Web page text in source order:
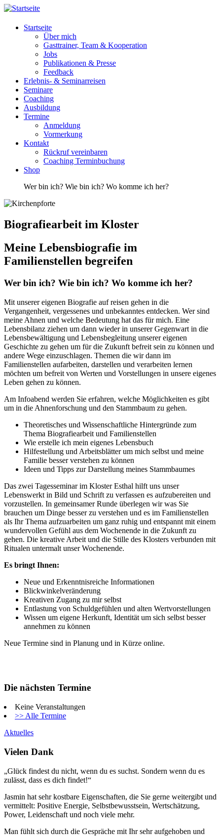
Startseite
Über mich
Gasttrainer, Team & Kooperation
Jobs
Publikationen & Presse
Feedback
Erlebnis- & Seminarreisen
Seminare
Coaching
Ausbildung
Termine
Anmeldung
Vormerkung
Kontakt
Rückruf vereinbaren
Coaching Terminbuchung
Shop
Wer bin ich? Wie bin ich? Wo komme ich her?
Biografiearbeit im Kloster
Meine Lebensbiografie im
Familienstellen begreifen
Wer bin ich? Wie bin ich? Wo komme ich her?
Mit unserer eigenen Biografie auf reisen gehen in die
Vergangenheit, vergessenes und unbekanntes entdecken. Wer sind
meine Ahnen und welche Bedeutung hat das für mich. Eine
Lebensbilanz ziehen um dann wieder in unserer Gegenwart in die
Lebensbewältigung und Lebensbegleitung unserer eigenen
Geschichte zu gehen um für die Zukunft befreit sein zu können und
andere Wege einzuschlagen. Themen die wir dann im
Familienstellen aufarbeiten, darstellen und verarbeiten lernen
möchten um befreit von Werten und Vorstellungen in unsere eigenes
Leben gehen zu können.
Am Infoabend werden Sie erfahren, welche Möglichkeiten es gibt
um in die Ahnenforschung und den Stammbaum zu gehen.
Theoretisches und Wissenschaftliche Hintergründe zum
Thema Biografiearbeit und Familienstellen
Wie erstelle ich mein eigenes Lebensbuch
Hilfestellung und Arbeitsblätter um mich selbst und meine
Familie besser verstehen zu können
Ideen und Tipps zur Darstellung meines Stammbaumes
Das zwei Tagesseminar im Kloster Esthal hilft uns unser
Lebenswerkt in Bild und Schrift zu verfassen es aufzubereiten und
vorzustellen. In gemeinsamer Runde überlegen wir was Sie
brauchen um Dinge besser zu verstehen und es im Familienstellen
als Ihr Thema aufzuarbeiten um ganz ruhig und entspannt mit einem
wundervollen Gefühl aus dem Wochenende in die Zukunft zu
gehen. Die kreative Arbeit und die Stille des Klosters verbunden mit
Ritualen untermalt unser Wochenende.
Es bringt Ihnen:
Neue und Erkenntnisreiche Informationen
Blickwinkelveränderung
Kreativen Zugang zu mir selbst
Entlastung von Schuldgefühlen und alten Wertvorstellungen
Wissen um eigene Herkunft, Identität um sich selbst besser
annehmen zu können
Neue Termine sind in Planung und in Kürze online.
Die nächsten Termine
Keine Veranstaltungen
>> Alle Termine
Aktuelles
Vielen Dank
„Glück findest du nicht, wenn du es suchst. Sondern wenn du es
zulässt, dass es dich findet!“
Jasmin hat sehr kostbare Eigenschaften, die Sie gerne weitergibt und
vermittelt: Positive Energie, Selbstbewusstsein, Wertschätzung,
Power, Leidenschaft und noch viele mehr.
Man fühlt sich durch die Gespräche mit Ihr sehr aufgehoben und